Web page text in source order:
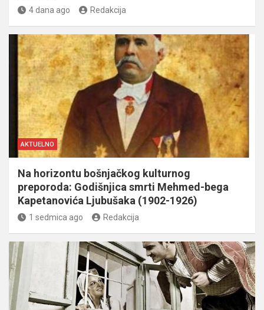
4 dana ago Redakcija
AKTUELNO
Na horizontu bošnjačkog kulturnog
preporoda: Godišnjica smrti Mehmed-bega
Kapetanovića Ljubušaka (1902-1926)
1 sedmica ago Redakcija